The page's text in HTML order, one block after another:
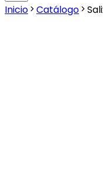
Inicio Catálogo